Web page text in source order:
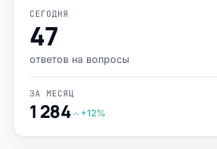
СЕГОДНЯ
47
ответов на вопросы
ЗА МЕСЯЦ
1 284 +12%